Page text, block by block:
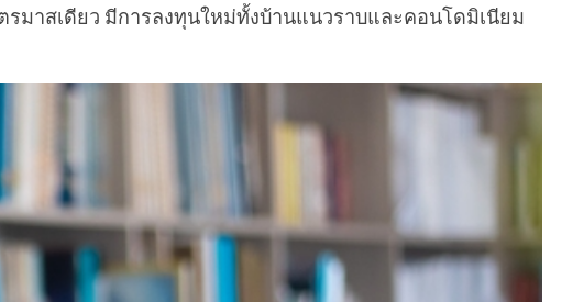
รมาสเดียว มีการลงทุนใหม่ทั้งบ้านแนวราบและคอนโดมิเนียม